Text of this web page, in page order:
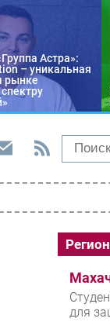
Астра»:
– уникальная
рынке
Новости
для